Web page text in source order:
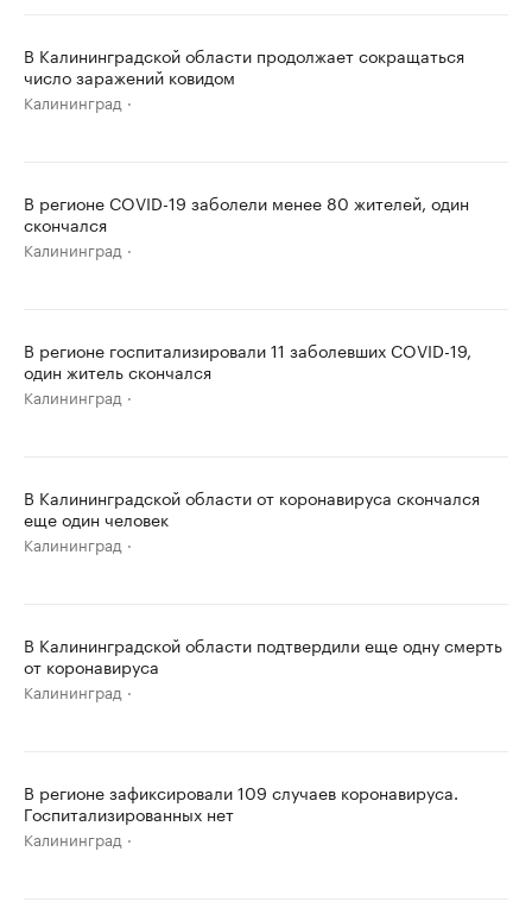
В Калининградской области продолжает сокращаться
число заражений ковидом
Калининград
В регионе COVID-19 заболели менее 80 жителей, один
скончался
Калининград
В регионе госпитализировали 11 заболевших COVID-19,
один житель скончался
Калининград
В Калининградской области от коронавируса скончался
еще один человек
Калининград
В Калининградской области подтвердили еще одну смерть
от коронавируса
Калининград
В регионе зафиксировали 109 случаев коронавируса.
Госпитализированных нет
Калининград